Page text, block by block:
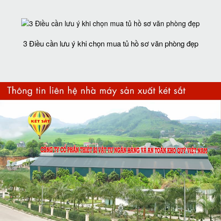
3 Điều cần lưu ý khi chọn mua tủ hồ sơ văn phòng đẹp